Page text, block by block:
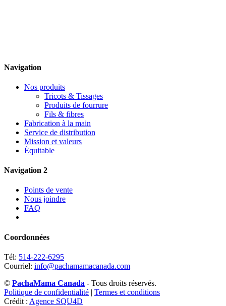
Navigation
Nos produits
Tricots & Tissages
Produits de fourrure
Fils & fibres
Fabrication à la main
Service de distribution
Mission et valeurs
Équitable
Navigation 2
Points de vente
Nous joindre
FAQ
Coordonnées
Tél: 514-222-6295
Courriel: info@pachamamacanada.com
© PachaMama Canada - Tous droits réservés.
Politique de confidentialité | Termes et conditions
Crédit : Agence SQU4D